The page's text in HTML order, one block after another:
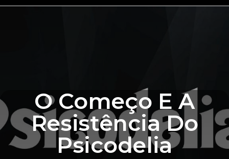
O Começo E A
Resistência Do
Psicodelia